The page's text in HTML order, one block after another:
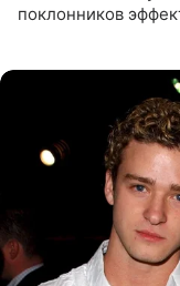
поклонников